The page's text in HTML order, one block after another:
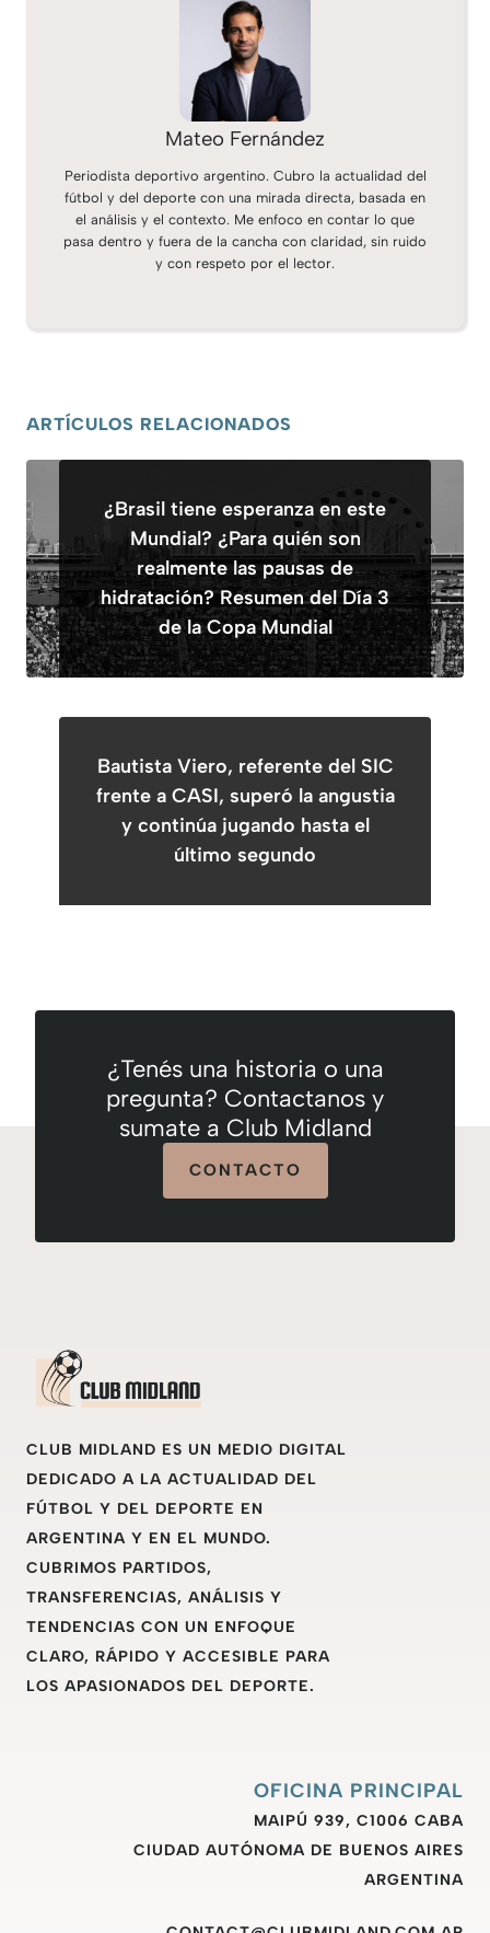
Mateo Fernández
Periodista deportivo argentino. Cubro la actualidad del
fútbol y del deporte con una mirada directa, basada en
el análisis y el contexto. Me enfoco en contar lo que
pasa dentro y fuera de la cancha con claridad, sin ruido
y con respeto por el lector.
ARTÍCULOS RELACIONADOS
¿Brasil tiene esperanza en este
Mundial? ¿Para quién son
realmente las pausas de
hidratación? Resumen del Día 3
de la Copa Mundial
Bautista Viero, referente del SIC
frente a CASI, superó la angustia
y continúa jugando hasta el
último segundo
¿Tenés una historia o una
pregunta? Contactanos y
sumate a Club Midland
CONTACTO
CLUB MIDLAND ES UN MEDIO DIGITAL
DEDICADO A LA ACTUALIDAD DEL
FÚTBOL Y DEL DEPORTE EN
ARGENTINA Y EN EL MUNDO.
CUBRIMOS PARTIDOS,
TRANSFERENCIAS, ANÁLISIS Y
TENDENCIAS CON UN ENFOQUE
CLARO, RÁPIDO Y ACCESIBLE PARA
LOS APASIONADOS DEL DEPORTE.
OFICINA PRINCIPAL
MAIPÚ 939, C1006 CABA
CIUDAD AUTÓNOMA DE BUENOS AIRES
ARGENTINA